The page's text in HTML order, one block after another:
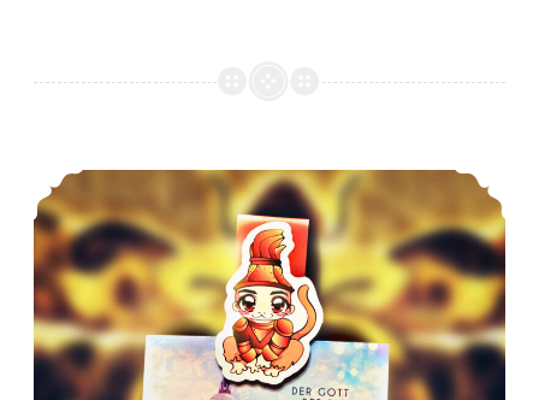
Die Gott der Diebe Reihe von B. E. Pfeiffer